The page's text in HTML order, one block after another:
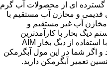
ای از محصولات آب گرم
قدیمی و مخازن آب مستقیم با
و همچنین مخازن آب غیر مستقیم و
دیگ بخار با کارآمدترین
دیگهای آب مصرفی نیاز دارید و شما با استفاده از دیگ بخار AIM
و اگر شما در این مول آبگرمکن
تعمیر آبگرمکن دارید.